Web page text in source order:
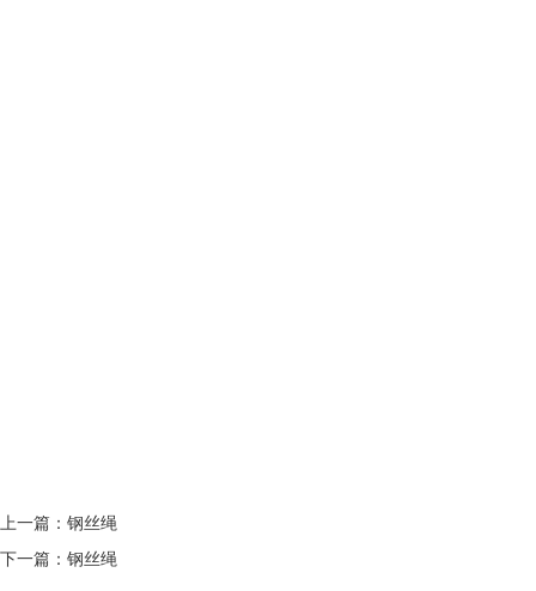
上一篇：钢丝绳
下一篇：钢丝绳